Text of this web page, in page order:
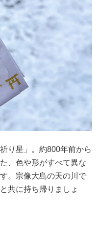
り星」。約800年前から
、色や形がすべて異な
。宗像大島の天の川で
共に持ち帰りましょ